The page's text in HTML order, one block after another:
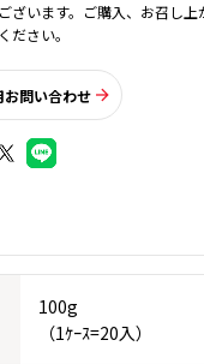
ざいます。ご購入、お召し
ださい。
お問い合わせ
100g
（1ｹｰｽ=20入）